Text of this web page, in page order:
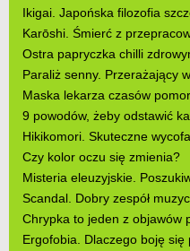
Ikigai. Japońska filozofia
Karōshi. Śmierć z
Ostra papryczka chilli
Paraliż senny. Przerażający
Maska lekarza czasów
9 powodów, żeby odstawić
Hikikomori. Skuteczne
Czy kolor oczu się zmienia?
Misteria eleuzyjskie.
Scandal. Dobry zespół
Chrypka to jeden z objawów
Ergofobia. Dlaczego boję się